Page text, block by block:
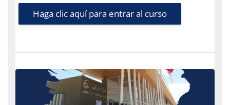
Haga clic aquí para entrar al curso